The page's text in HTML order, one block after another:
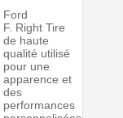
Ford
F. Right Tire
de haute
qualité utilisé
pour une
apparence et
des
performances